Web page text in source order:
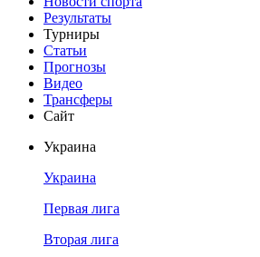
Результаты
Турниры
Статьи
Прогнозы
Видео
Трансферы
Сайт
Украина
Украина
Первая лига
Вторая лига